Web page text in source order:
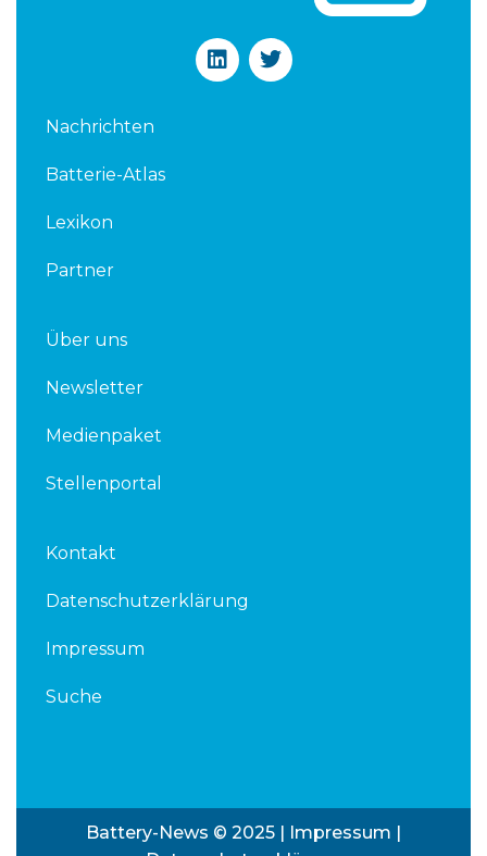
L
i
T
w
Nachrichten
Batterie-Atlas
Lexikon
Partner
Über uns
Newsletter
Medienpaket
Stellenportal
Kontakt
Datenschutzerklärung
Impressum
Suche
Battery-News © 2025 | Impressum |